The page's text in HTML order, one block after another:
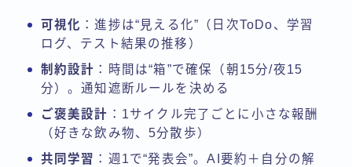
可視化 ：進捗は“見える化”（日次ToDo、学習
ログ、テスト結果の推移）
制約設計 ：時間は“箱”で確保（朝15分/夜15
分）。通知遮断ルールを決める
ご褒美設計 ：1サイクル完了ごとに小さな報酬
（好きな飲み物、5分散歩）
共同学習 ：週1で“発表会”。AI要約＋自分の解